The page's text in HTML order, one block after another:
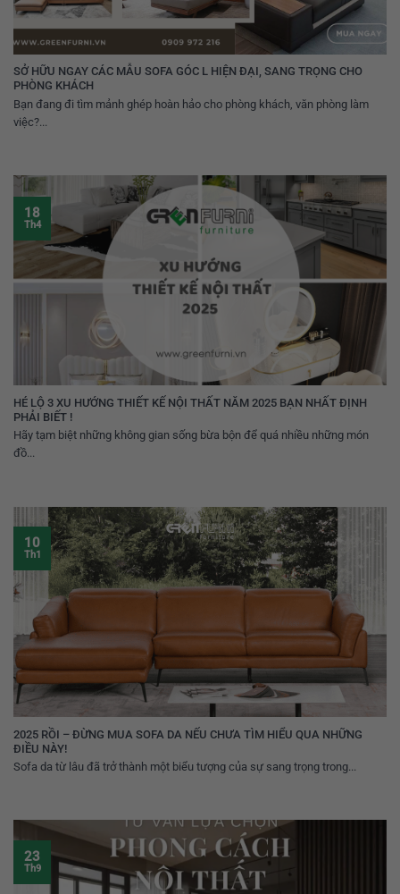
SỞ HỮU NGAY CÁC MẪU SOFA GÓC L HIỆN ĐẠI, SANG TRỌNG CHO
PHÒNG KHÁCH
Bạn đang đi tìm mảnh ghép hoàn hảo cho phòng khách, văn phòng làm
việc?...
HÉ LỘ 3 XU HƯỚNG THIẾT KẾ NỘI THẤT NĂM 2025 BẠN NHẤT ĐỊNH
PHẢI BIẾT !
Hãy tạm biệt những không gian sống bừa bộn để quá nhiều những món
đồ...
18
Th4
2025 RỒI – ĐỪNG MUA SOFA DA NẾU CHƯA TÌM HIỂU QUA NHỮNG
ĐIỀU NÀY!
Sofa da từ lâu đã trở thành một biểu tượng của sự sang trọng trong...
10
Th1
23
Th9